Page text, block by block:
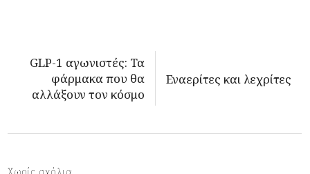
GLP-1 αγωνιστές: Τα
φάρμακα που θα
αλλάξουν τον κόσμο
Εναερίτες και λεχρίτες
Χωρίς σχόλια